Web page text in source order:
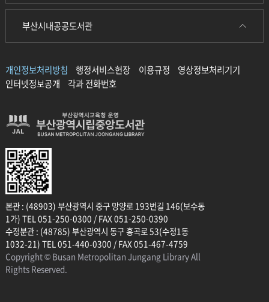
부산시내공공도서관
개인정보처리방침 행정서비스헌장 이용규정
영상정보처리기기
인터넷정보공개
각과 전화번호
본관 : (48903) 부산광역시 중구 망양로 193번길 146(보수동
1가) TEL 051-250-0300 / FAX 051-250-0390
수정분관 : (48785) 부산광역시 동구 홍곡로 53(수정1동
1032-21) TEL 051-440-0300 / FAX 051-467-4759
Copyright © Busan Metropolitan Jungang Library All
Rights Reserved.